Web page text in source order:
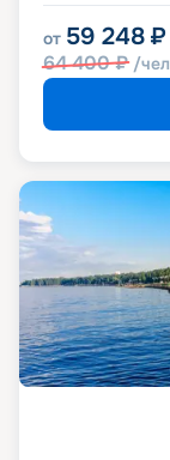
от 59 248 ₽
64 400₽ /чел